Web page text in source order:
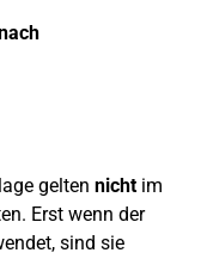
gelten nichtim
Erst wenn der
sind sie